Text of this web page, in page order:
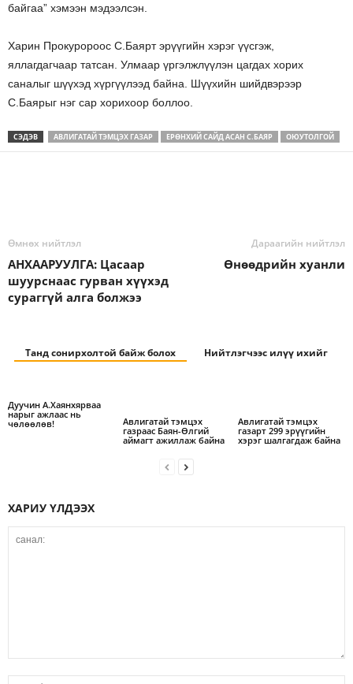
байгаа” хэмээн мэдээлсэн.
Харин Прокуророос С.Баярт эрүүгийн хэрэг үүсгэж,
яллагдагчаар татсан. Улмаар үргэлжлүүлэн цагдах хорих
саналыг шүүхэд хүргүүлээд байна. Шүүхийн шийдвэрээр
С.Баярыг нэг сар хорихоор боллоо.
СЭДЭВ АВЛИГАТАЙ ТЭМЦЭХ ГАЗАР ЕРӨНХИЙ САЙД АСАН С.БАЯР ОЮУТОЛГОЙ
Өмнөх нийтлэл
АНХААРУУЛГА: Цасаар
шуурснаас гурван хүүхэд
сураггүй алга болжээ
Дараагийн нийтлэл
Өнөөдрийн хуанли
Танд сонирхолтой байж болох Нийтлэгчээс илүү ихийг
Дуучин А.Хаянхярваа
нарыг ажлаас нь
чөлөөлөв!
Авлигатай тэмцэх
газраас Баян-Өлгий
аймагт ажиллаж байна
Авлигатай тэмцэх
газарт 299 эрүүгийн
хэрэг шалгагдаж байна
ХАРИУ ҮЛДЭЭХ